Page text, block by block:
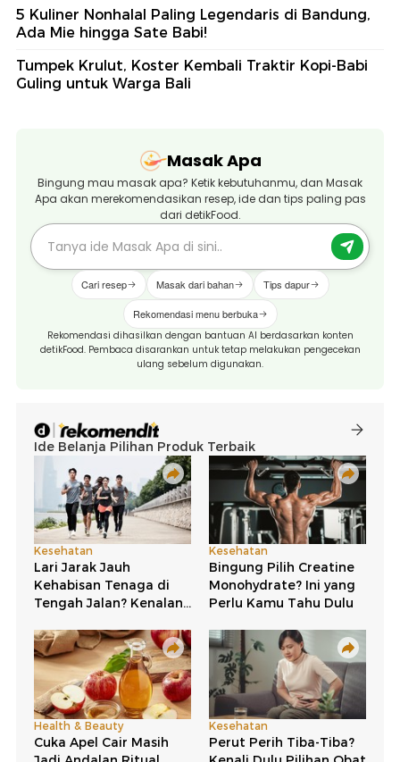
5 Kuliner Nonhalal Paling Legendaris di Bandung,
Ada Mie hingga Sate Babi!
Tumpek Krulut, Koster Kembali Traktir Kopi-Babi
Guling untuk Warga Bali
Masak Apa
Bingung mau masak apa? Ketik kebutuhanmu, dan Masak
Apa akan merekomendasikan resep, ide dan tips paling pas
dari detikFood.
Cari resep Masak dari bahan Tips dapur
Rekomendasi menu berbuka
Rekomendasi dihasilkan dengan bantuan AI berdasarkan konten
detikFood. Pembaca disarankan untuk tetap melakukan pengecekan
ulang sebelum digunakan.